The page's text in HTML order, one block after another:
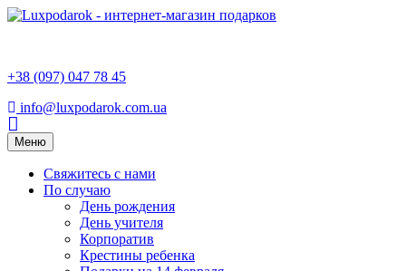
+38 (097) 047 78 45
info@luxpodarok.com.ua
Toggle
navigation
Меню
Свяжитесь с нами
По случаю
День рождения
День учителя
Корпоратив
Крестины ребенка